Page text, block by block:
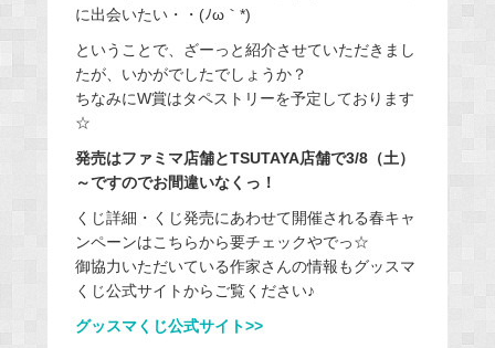
に出会いたい・・(ﾉω｀*)
ということで、ざーっと紹介させていただきまし
たが、いかがでしたでしょうか？
ちなみにW賞はタペストリーを予定しております
☆
発売はファミマ店舗とTSUTAYA店舗で3/8（土）
～ですのでお間違いなくっ！
くじ詳細・くじ発売にあわせて開催される春キャ
ンペーンはこちらから要チェックやでっ☆
御協力いただいている作家さんの情報もグッスマ
くじ公式サイトからご覧ください♪
グッスマくじ公式サイト>>